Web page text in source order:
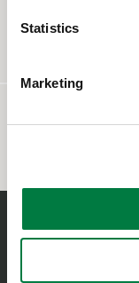
Statistics
Marketing